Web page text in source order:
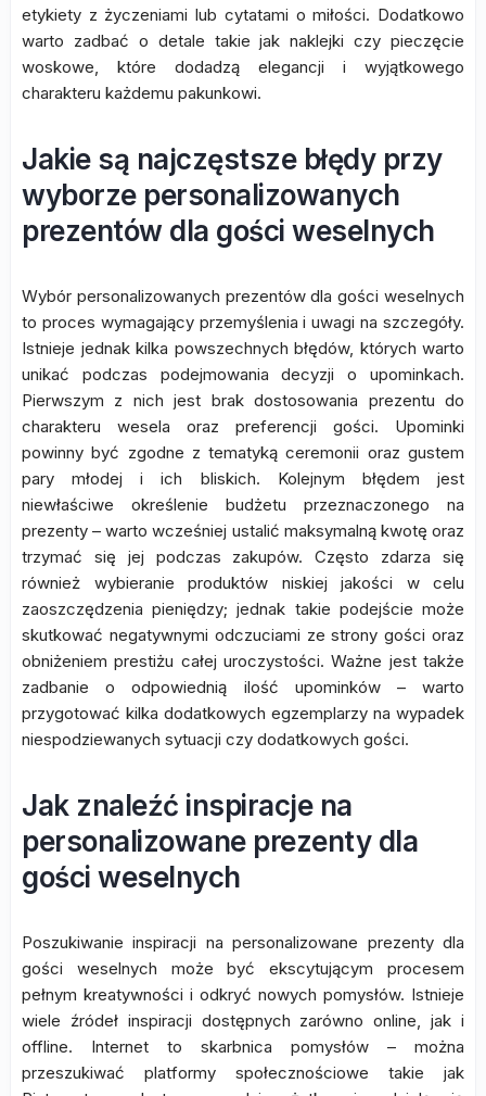
etykiety z życzeniami lub cytatami o miłości. Dodatkowo
warto zadbać o detale takie jak naklejki czy pieczęcie
woskowe, które dodadzą elegancji i wyjątkowego
charakteru każdemu pakunkowi.
Jakie są najczęstsze błędy przy
wyborze personalizowanych
prezentów dla gości weselnych
Wybór personalizowanych prezentów dla gości weselnych
to proces wymagający przemyślenia i uwagi na szczegóły.
Istnieje jednak kilka powszechnych błędów, których warto
unikać podczas podejmowania decyzji o upominkach.
Pierwszym z nich jest brak dostosowania prezentu do
charakteru wesela oraz preferencji gości. Upominki
powinny być zgodne z tematyką ceremonii oraz gustem
pary młodej i ich bliskich. Kolejnym błędem jest
niewłaściwe określenie budżetu przeznaczonego na
prezenty – warto wcześniej ustalić maksymalną kwotę oraz
trzymać się jej podczas zakupów. Często zdarza się
również wybieranie produktów niskiej jakości w celu
zaoszczędzenia pieniędzy; jednak takie podejście może
skutkować negatywnymi odczuciami ze strony gości oraz
obniżeniem prestiżu całej uroczystości. Ważne jest także
zadbanie o odpowiednią ilość upominków – warto
przygotować kilka dodatkowych egzemplarzy na wypadek
niespodziewanych sytuacji czy dodatkowych gości.
Jak znaleźć inspiracje na
personalizowane prezenty dla
gości weselnych
Poszukiwanie inspiracji na personalizowane prezenty dla
gości weselnych może być ekscytującym procesem
pełnym kreatywności i odkryć nowych pomysłów. Istnieje
wiele źródeł inspiracji dostępnych zarówno online, jak i
offline. Internet to skarbnica pomysłów – można
przeszukiwać platformy społecznościowe takie jak